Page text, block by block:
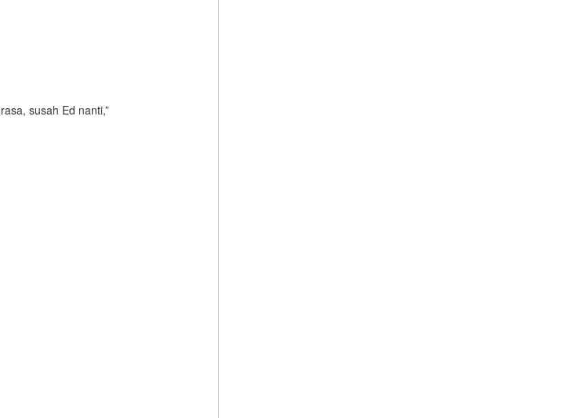
susah Ed nanti,”